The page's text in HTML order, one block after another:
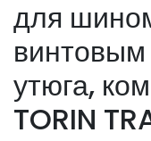
для
утюга,
TORIN